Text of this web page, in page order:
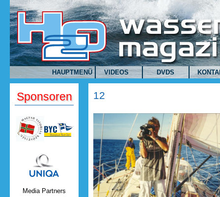
Direkt zum Inhalt
HAUPTMENÜ VIDEOS DVDS
12
Sponsoren
Uniqa.png
Media Partners